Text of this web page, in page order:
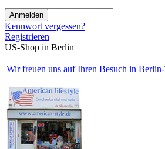
Anmelden
Kennwort vergessen?
Registrieren
US-Shop in Berlin
Wir freuen uns auf Ihren Besuch in